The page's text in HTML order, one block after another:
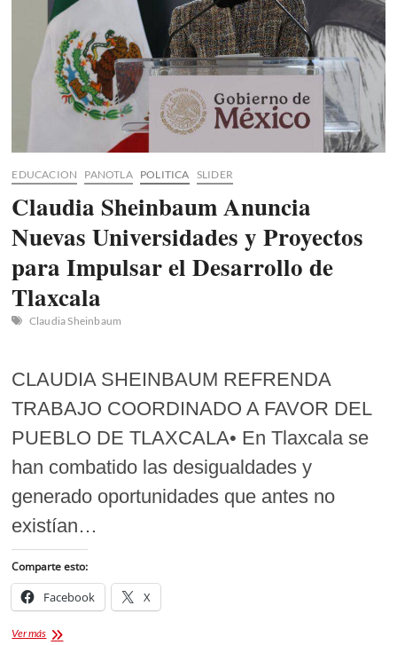
EDUCACION PANOTLA POLITICA SLIDER
Claudia Sheinbaum Anuncia
Nuevas Universidades y Proyectos
para Impulsar el Desarrollo de
Tlaxcala
Claudia Sheinbaum
CLAUDIA SHEINBAUM REFRENDA
TRABAJO COORDINADO A FAVOR DEL
PUEBLO DE TLAXCALA• En Tlaxcala se
han combatido las desigualdades y
generado oportunidades que antes no
existían…
Comparte esto:
Facebook X
Ver másClaudia